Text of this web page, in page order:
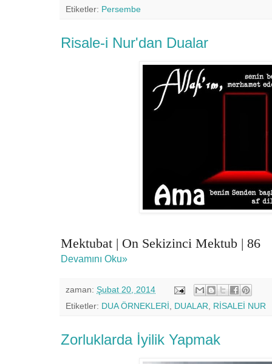
Etiketler: Persembe
Risale-i Nur'dan Dualar
Mektubat | On Sekizinci Mektub | 86
Devamını Oku»
zaman: Şubat 20, 2014
Etiketler: DUA ÖRNEKLERİ, DUALAR, RİSALEİ NUR
Zorluklarda İyilik Yapmak